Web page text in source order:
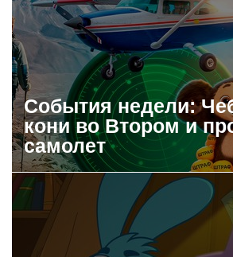
События недели:
кони во Втором и
самолет